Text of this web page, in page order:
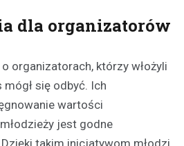
dla organizatorów
organizatorach, którzy włożyli
mógł się odbyć. Ich
wartości
jest godne
takim inicjatywom młodzi